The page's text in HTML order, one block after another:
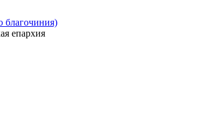
благочиния)
епархия